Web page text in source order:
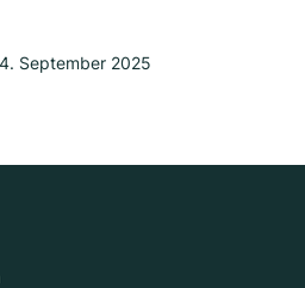
September 2025